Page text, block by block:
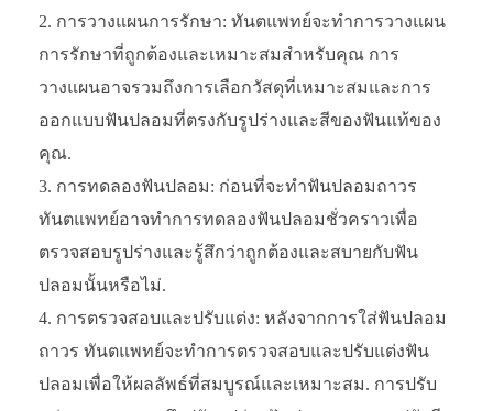
การวางแผนการรักษา: ทันตแพทย์จะทำการวางแผน
การรักษาที่ถูกต้องและเหมาะสมสำหรับคุณ การ
วางแผนอาจรวมถึงการเลือกวัสดุที่เหมาะสมและการ
ออกแบบฟันปลอมที่ตรงกับรูปร่างและสีของฟันแท้ของ
คุณ.
การทดลองฟันปลอม: ก่อนที่จะทำฟันปลอมถาวร
ทันตแพทย์อาจทำการทดลองฟันปลอมชั่วคราวเพื่อ
ตรวจสอบรูปร่างและรู้สึกว่าถูกต้องและสบายกับฟัน
ปลอมนั้นหรือไม่.
การตรวจสอบและปรับแต่ง: หลังจากการใส่ฟันปลอม
ถาวร ทันตแพทย์จะทำการตรวจสอบและปรับแต่งฟัน
ปลอมเพื่อให้ผลลัพธ์ที่สมบูรณ์และเหมาะสม. การปรับ